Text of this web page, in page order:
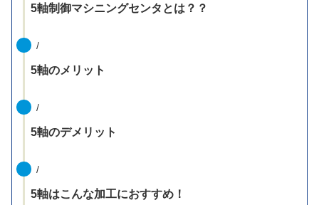
5軸制御マシニングセンタとは？？
/
5軸のメリット
/
5軸のデメリット
/
5軸はこんな加工におすすめ！